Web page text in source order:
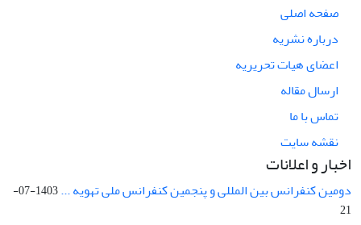
صفحه اصلی
درباره نشریه
اعضای هیات تحریریه
ارسال مقاله
تماس با ما
نقشه سایت
اخبار و اعلانات
دومین کنفرانس بین المللی و پنجمین کنفرانس ملی تهویه ...
1403-07-
21